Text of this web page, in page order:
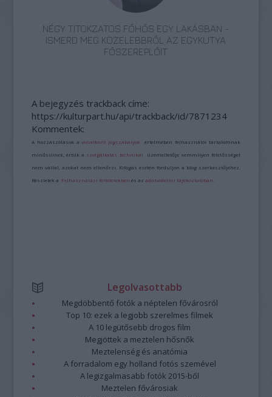
NÉGY TITOKZATOS FŐHŐS EGY LAKÁSBAN -
ISMERD MEG KÖZELEBBRŐL AZ EGYKUTYA
FŐSZEREPLŐIT
A bejegyzés trackback címe:
https://kulturpart.hu/api/trackback/id/7871234
Kommentek:
A hozzászólások avonatkozó jogszabályok értelmében felhasználói tartalomnak
minősülnek, értük a szolgáltatás technikai üzemeltetője semmilyen felelősséget
nem vállal, azokat nem ellenőrzi. Kifogás esetén forduljon a blog szerkesztőjéhez.
Részletek a Felhasználási feltételekben és azadatvédelmi tájékoztatóban
Legolvasottabb
Megdöbbentő fotók a néptelen fővárosról
Top 10: ezek a legjobb szerelmes filmek
A 10 legütősebb drogos film
Megjöttek a meztelen hősnők
Meztelenség és anatómia
A forradalom egy holland fotós szemével
A legizgalmasabb fotók 2015-ből
Meztelen fővárosiak